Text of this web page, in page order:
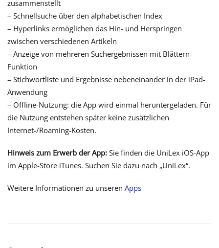
zusammenstellt
– Schnellsuche über den alphabetischen Index
– Hyperlinks ermöglichen das Hin- und Herspringen
zwischen verschiedenen Artikeln
– Anzeige von mehreren Suchergebnissen mit Blättern-
Funktion
– Stichwortliste und Ergebnisse nebeneinander in der iPad-
Anwendung
– Offline-Nutzung: die App wird einmal heruntergeladen. Für
die Nutzung entstehen später keine zusätzlichen
Internet-/Roaming-Kosten.
Hinweis zum Erwerb der App: Sie finden die UniLex iOS-App
im Apple-Store iTunes. Suchen Sie dazu nach „UniLex“.
Weitere Informationen zu unseren Apps